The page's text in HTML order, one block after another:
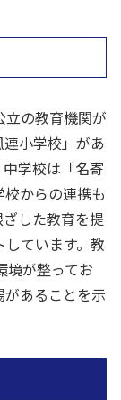
の教育機関が
小学校」があ
学校は「名寄
からの連携も
した教育を提
ています。教
境が整ってお
あることを示